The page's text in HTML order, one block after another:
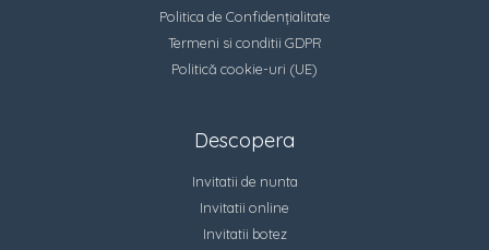
Politica de Confidențialitate
Termeni si conditii GDPR
Politică cookie-uri (UE)
Descopera
Invitatii de nunta
Invitatii online
Invitatii botez